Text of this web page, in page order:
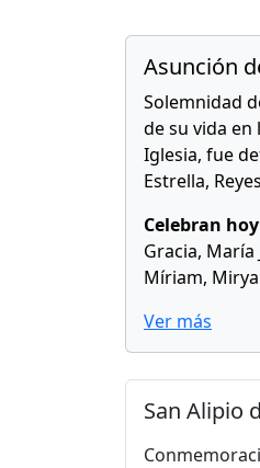
Asunción
Solemnidad
de su vida en
Iglesia, fue
Estrella,
Celebran
Gracia,
Míriam,
Ver más
San Alipio